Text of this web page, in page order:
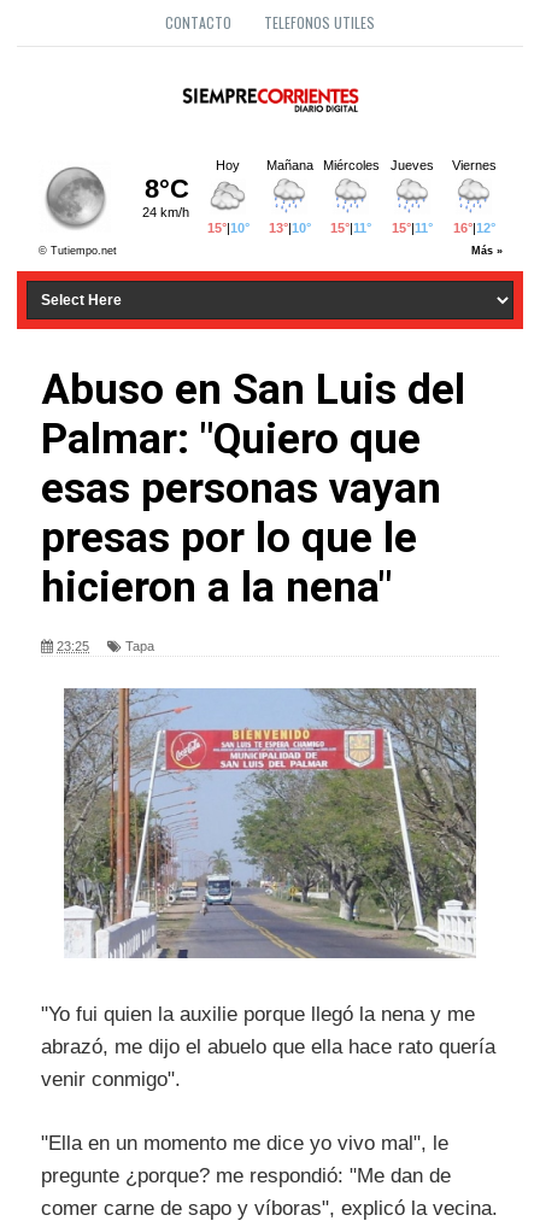
CONTACTO TELEFONOS UTILES
Abuso en San Luis del
Palmar: "Quiero que
esas personas vayan
presas por lo que le
hicieron a la nena"
23:25 Tapa
"Yo fui quien la auxilie porque llegó la nena y me
abrazó, me dijo el abuelo que ella hace rato quería
venir conmigo".
"Ella en un momento me dice yo vivo mal", le
pregunte ¿porque? me respondió: "Me dan de
comer carne de sapo y víboras", explicó la vecina.